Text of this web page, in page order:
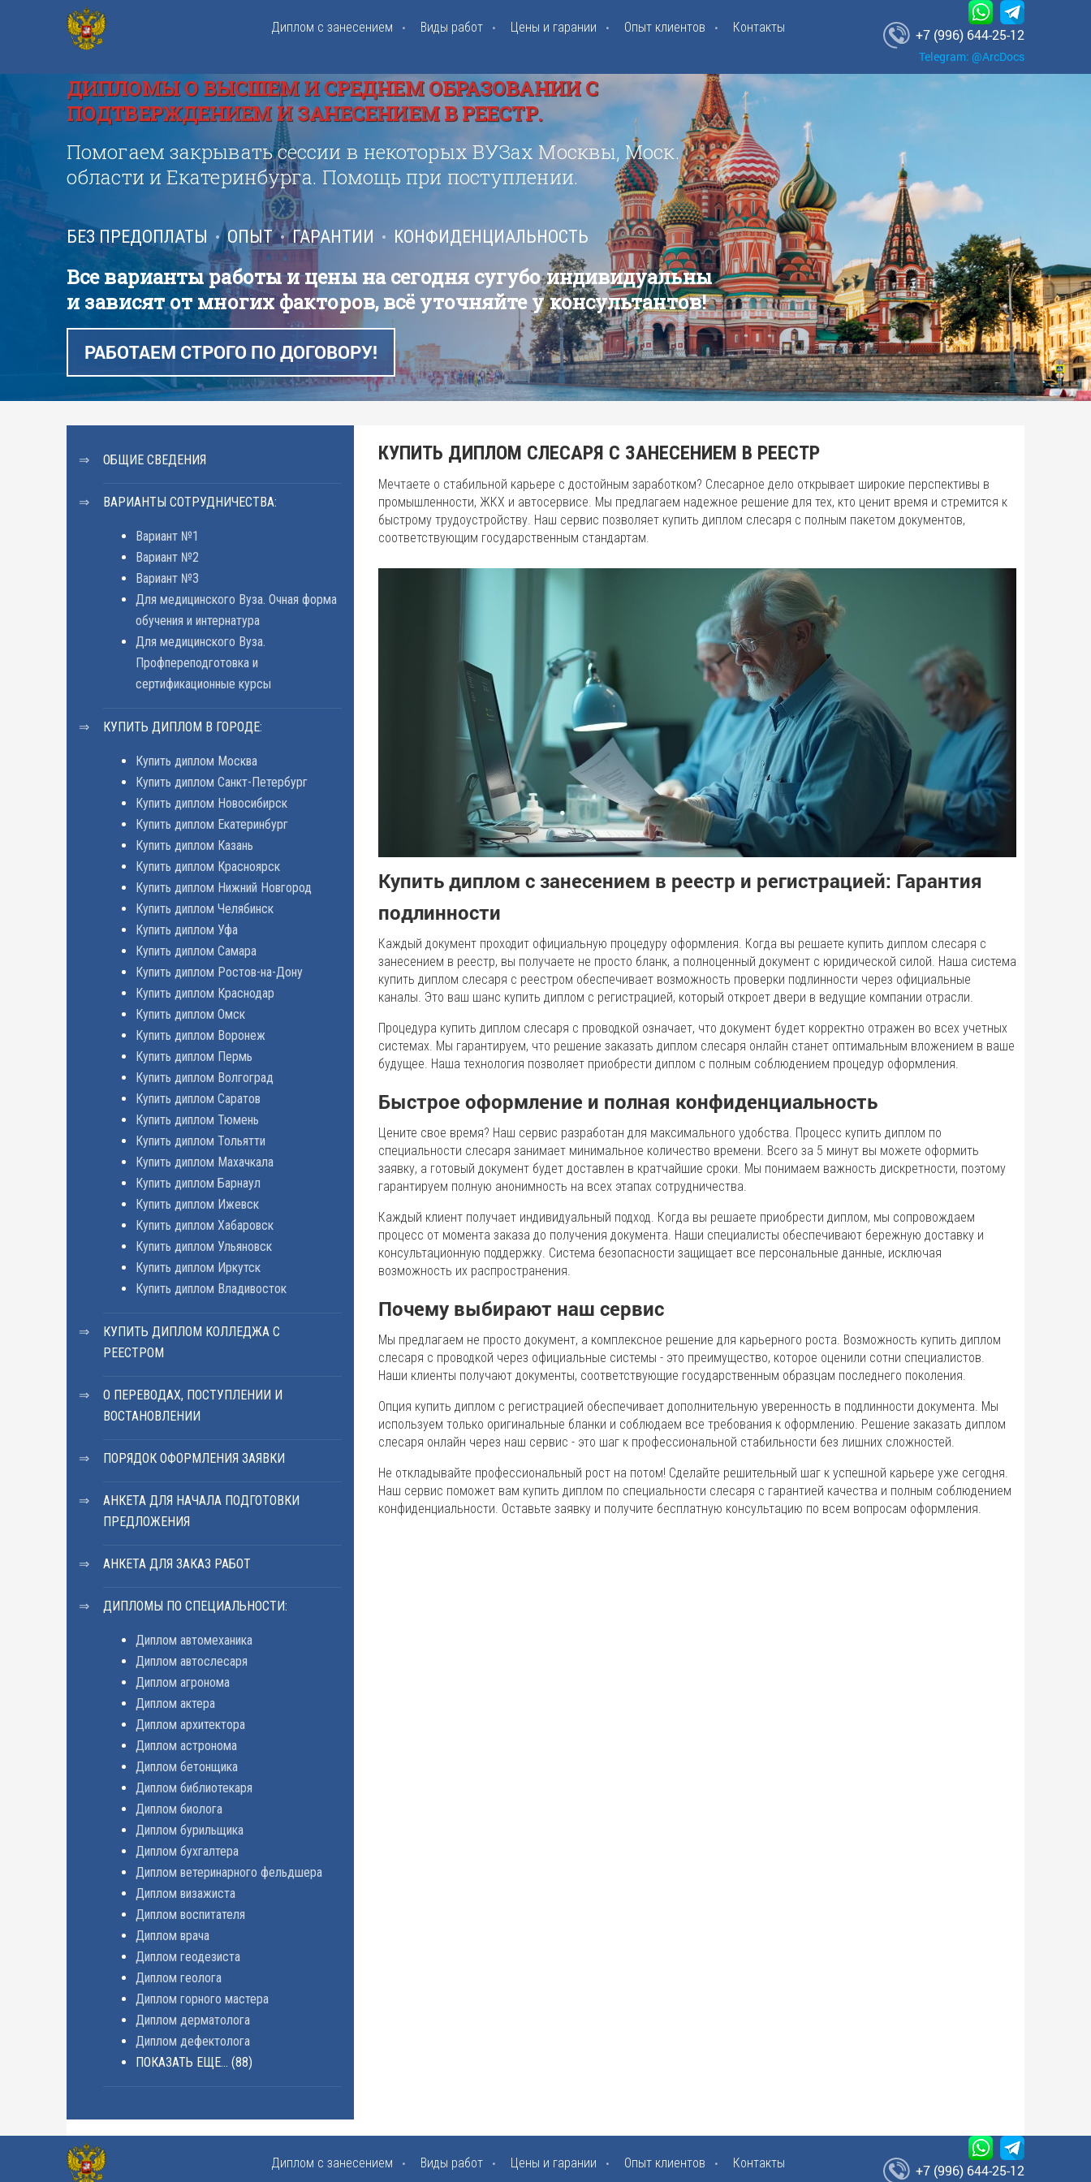
Диплом с занесением Виды работ Цены и гарании Опыт клиентов Контакты +7 (996) 644-25-12
Telegram: @ArcDocs
ДИПЛОМЫ О ВЫСШЕМ И СРЕДНЕМ ОБРАЗОВАНИИ С
ПОДТВЕРЖДЕНИЕМ И ЗАНЕСЕНИЕМ В РЕЕСТР.
Помогаем закрывать сессии в некоторых ВУЗах Москвы, Моск.
области и Екатеринбурга. Помощь при поступлении.
БЕЗ ПРЕДОПЛАТЫ ОПЫТ ГАРАНТИИ КОНФИДЕНЦИАЛЬНОСТЬ
Все варианты работы и цены на сегодня сугубо индивидуальны
и зависят от многих факторов, всё уточняйте у консультантов!
РАБОТАЕМ СТРОГО ПО ДОГОВОРУ!
ОБЩИЕ СВЕДЕНИЯ
ВАРИАНТЫ СОТРУДНИЧЕСТВА:
Вариант №1
Вариант №2
Вариант №3
Для медицинского Вуза. Очная форма
обучения и интернатура
Для медицинского Вуза.
Профпереподготовка и
сертификационные курсы
КУПИТЬ ДИПЛОМ В ГОРОДЕ:
Купить диплом Москва
Купить диплом Санкт-Петербург
Купить диплом Новосибирск
Купить диплом Екатеринбург
Купить диплом Казань
Купить диплом Красноярск
Купить диплом Нижний Новгород
Купить диплом Челябинск
Купить диплом Уфа
Купить диплом Самара
Купить диплом Ростов-на-Дону
Купить диплом Краснодар
Купить диплом Омск
Купить диплом Воронеж
Купить диплом Пермь
Купить диплом Волгоград
Купить диплом Саратов
Купить диплом Тюмень
Купить диплом Тольятти
Купить диплом Махачкала
Купить диплом Барнаул
Купить диплом Ижевск
Купить диплом Хабаровск
Купить диплом Ульяновск
Купить диплом Иркутск
Купить диплом Владивосток
КУПИТЬ ДИПЛОМ КОЛЛЕДЖА С
РЕЕСТРОМ
О ПЕРЕВОДАХ, ПОСТУПЛЕНИИ И
ВОСТАНОВЛЕНИИ
ПОРЯДОК ОФОРМЛЕНИЯ ЗАЯВКИ
АНКЕТА ДЛЯ НАЧАЛА ПОДГОТОВКИ
ПРЕДЛОЖЕНИЯ
АНКЕТА ДЛЯ ЗАКАЗ РАБОТ
ДИПЛОМЫ ПО СПЕЦИАЛЬНОСТИ:
Диплом автомеханика
Диплом автослесаря
Диплом агронома
Диплом актера
Диплом архитектора
Диплом астронома
Диплом бетонщика
Диплом библиотекаря
Диплом биолога
Диплом бурильщика
Диплом бухгалтера
Диплом ветеринарного фельдшера
Диплом визажиста
Диплом воспитателя
Диплом врача
Диплом геодезиста
Диплом геолога
Диплом горного мастера
Диплом дерматолога
Диплом дефектолога
ПОКАЗАТЬ ЕЩЕ... (88)
КУПИТЬ ДИПЛОМ СЛЕСАРЯ С ЗАНЕСЕНИЕМ В РЕЕСТР
Мечтаете о стабильной карьере с достойным заработком? Слесарное дело открывает широкие перспективы в
промышленности, ЖКХ и автосервисе. Мы предлагаем надежное решение для тех, кто ценит время и стремится к
быстрому трудоустройству. Наш сервис позволяет купить диплом слесаря с полным пакетом документов,
соответствующим государственным стандартам.
Купить диплом с занесением в реестр и регистрацией: Гарантия
подлинности
Каждый документ проходит официальную процедуру оформления. Когда вы решаете купить диплом слесаря с
занесением в реестр, вы получаете не просто бланк, а полноценный документ с юридической силой. Наша система
купить диплом слесаря с реестром обеспечивает возможность проверки подлинности через официальные
каналы. Это ваш шанс купить диплом с регистрацией, который откроет двери в ведущие компании отрасли.
Процедура купить диплом слесаря с проводкой означает, что документ будет корректно отражен во всех учетных
системах. Мы гарантируем, что решение заказать диплом слесаря онлайн станет оптимальным вложением в ваше
будущее. Наша технология позволяет приобрести диплом с полным соблюдением процедур оформления.
Быстрое оформление и полная конфиденциальность
Цените свое время? Наш сервис разработан для максимального удобства. Процесс купить диплом по
специальности слесаря занимает минимальное количество времени. Всего за 5 минут вы можете оформить
заявку, а готовый документ будет доставлен в кратчайшие сроки. Мы понимаем важность дискретности, поэтому
гарантируем полную анонимность на всех этапах сотрудничества.
Каждый клиент получает индивидуальный подход. Когда вы решаете приобрести диплом, мы сопровождаем
процесс от момента заказа до получения документа. Наши специалисты обеспечивают бережную доставку и
консультационную поддержку. Система безопасности защищает все персональные данные, исключая
возможность их распространения.
Почему выбирают наш сервис
Мы предлагаем не просто документ, а комплексное решение для карьерного роста. Возможность купить диплом
слесаря с проводкой через официальные системы - это преимущество, которое оценили сотни специалистов.
Наши клиенты получают документы, соответствующие государственным образцам последнего поколения.
Опция купить диплом с регистрацией обеспечивает дополнительную уверенность в подлинности документа. Мы
используем только оригинальные бланки и соблюдаем все требования к оформлению. Решение заказать диплом
слесаря онлайн через наш сервис - это шаг к профессиональной стабильности без лишних сложностей.
Не откладывайте профессиональный рост на потом! Сделайте решительный шаг к успешной карьере уже сегодня.
Наш сервис поможет вам купить диплом по специальности слесаря с гарантией качества и полным соблюдением
конфиденциальности. Оставьте заявку и получите бесплатную консультацию по всем вопросам оформления.
Диплом с занесением Виды работ Цены и гарании Опыт клиентов Контакты +7 (996) 644-25-12